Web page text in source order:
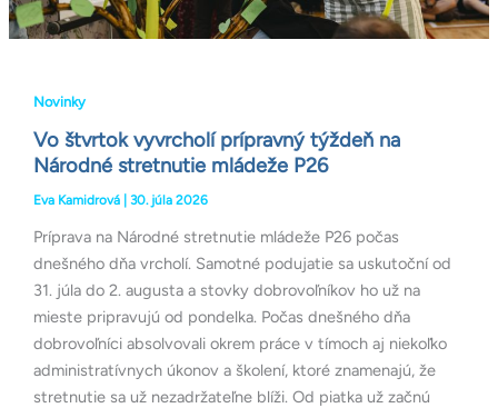
Novinky
Vo štvrtok vyvrcholí prípravný týždeň na
Národné stretnutie mládeže P26
Eva Kamidrová | 30. júla 2026
Príprava na Národné stretnutie mládeže P26 počas
dnešného dňa vrcholí. Samotné podujatie sa uskutoční od
31. júla do 2. augusta a stovky dobrovoľníkov ho už na
mieste pripravujú od pondelka. Počas dnešného dňa
dobrovoľníci absolvovali okrem práce v tímoch aj niekoľko
administratívnych úkonov a školení, ktoré znamenajú, že
stretnutie sa už nezadržateľne blíži. Od piatka už začnú